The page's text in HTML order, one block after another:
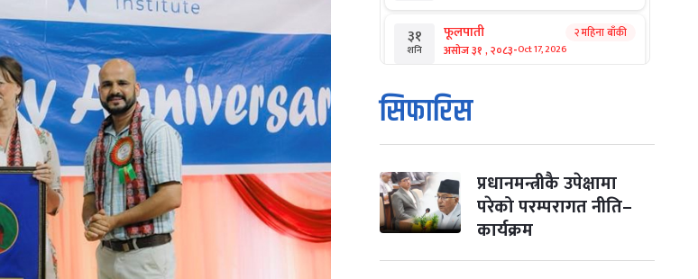
३१
शनि
फूलपाती
असोज ३१ , २०८३-Oct 17, 2026
२ महिना बाँकी
१
आइत
कार्तिक सङ्क्रान्ति
कार्तिक १, २०८३
मंगल कार्तिक ३, २०८३-Oct 20, 2026
४ विजयादशमी
कार्तिक ४, २०८३-Oct 21, 2026
सिफारिस
प्रधानमन्त्रीकै उपेक्षामा
परेको परम्परागत नीति–
कार्यक्रम